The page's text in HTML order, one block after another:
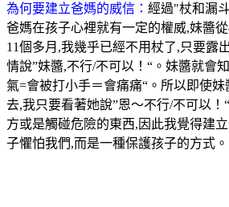
為何要建立爸媽的威信： 經過"杖和漏
爸媽在孩子心裡就有一定的權威,妹醬
11個多月,我幾乎已經不用杖了,只要露
情說”妹醬,不行/不可以！“。妹醬就會
氣=會被打小手＝會痛痛“。所以即使
去,我只要看著她說”恩～不行/不可以！
方或是觸碰危險的東西,因此我覺得建
子懼怕我們,而是一種保護孩子的方式。